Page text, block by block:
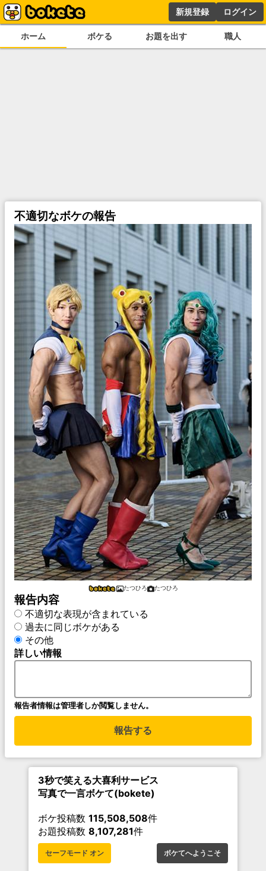
新規登録 ログイン
ホーム ボケる お題を出す 職人
不適切なボケの報告
たつひろ たつひろ
報告内容
不適切な表現が含まれている
過去に同じボケがある
その他
詳しい情報
報告者情報は管理者しか閲覧しません。
報告する
3秒で笑える大喜利サービス
写真で一言ボケて(bokete)
ボケ投稿数 115,508,508件
お題投稿数 8,107,281件
セーフモード オン ボケてへようこそ